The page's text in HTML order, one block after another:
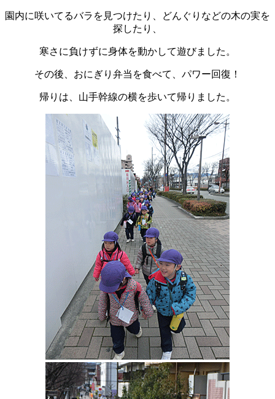
園内に咲いてるバラを見つけたり、どんぐりなどの木の実を
探したり、
寒さに負けずに身体を動かして遊びました。
その後、おにぎり弁当を食べて、パワー回復！
帰りは、山手幹線の横を歩いて帰りました。